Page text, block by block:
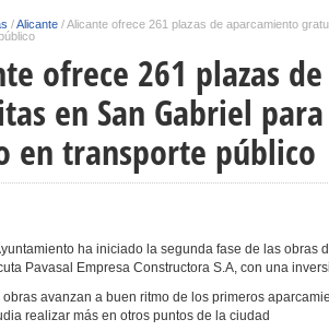
/Alicante /Alicante ofrece 261 plazas de aparcamiento
ofrece 261 plazas
en San Gabriel
en transporte público
ha iniciado la segunda fase de las obras
Pavasal Empresa Constructora S.A, con una
obras avanzan a buen ritmo de los primeros
realizar más en otros puntos de la ciudad